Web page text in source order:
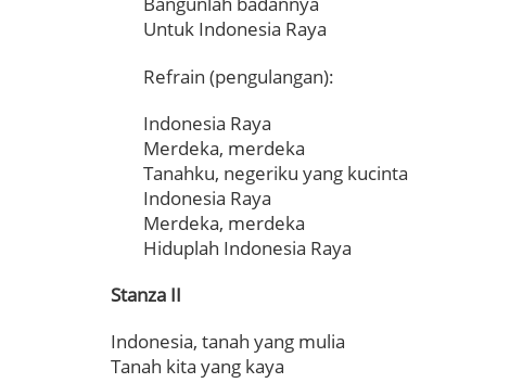
Untuk Indonesia Raya
Refrain (pengulangan):
Indonesia Raya
Merdeka, merdeka
Tanahku, negeriku yang kucinta
Indonesia Raya
Merdeka, merdeka
Hiduplah Indonesia Raya
Stanza II
Indonesia, tanah yang mulia
Tanah kita yang kaya